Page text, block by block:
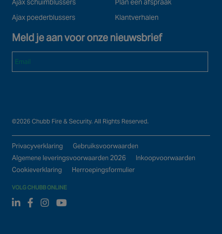
Ajax schuimblussers
Ajax poederblussers
Plan een afspraak
Klantverhalen
Meld je aan voor onze nieuwsbrief
Email
©2026 Chubb Fire & Security. All Rights Reserved.
Privacyverklaring
Gebruiksvoorwaarden
Algemene leveringsvoorwaarden 2026
Inkoopvoorwaarden
Cookieverklaring
Herroepingsformulier
VOLG CHUBB ONLINE
Linked In
FacebookInstagram